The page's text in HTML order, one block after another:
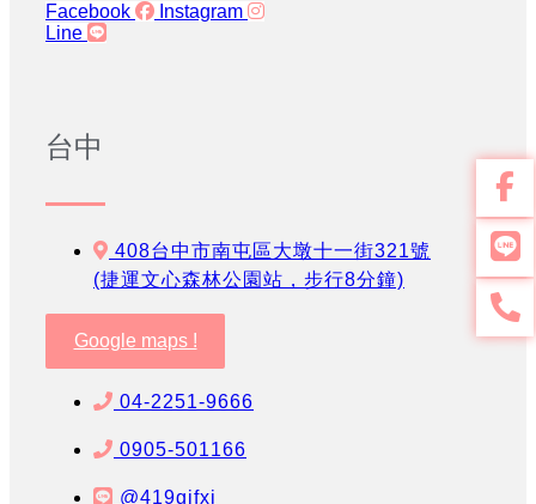
Facebook
Instagram
Line
台中
408台中市南屯區大墩十一街321號
(捷運文心森林公園站，步行8分鐘)
Google maps !
04-2251-9666
0905-501166
@419gjfxi